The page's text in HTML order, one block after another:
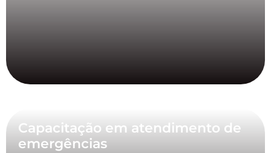
Capacitação em atendimento de
emergências